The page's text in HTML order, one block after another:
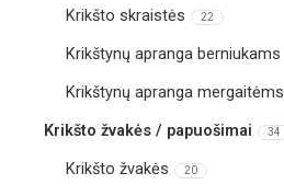
Krikšto skraistės 22
Krikštynų apranga berniukams
Krikštynų apranga mergaitėms
Krikšto žvakės / papuošimai 34
Krikšto žvakės 20